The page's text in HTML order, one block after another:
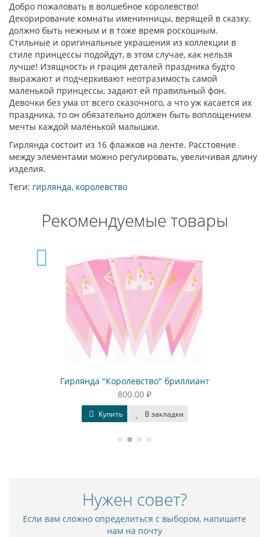
Добро пожаловать в волшебное королевство!
Декорирование комнаты именинницы, верящей в сказку,
должно быть нежным и в тоже время роскошным.
Стильные и оригинальные украшения из коллекции в
стиле принцессы подойдут, в этом случае, как нельзя
лучше! Изящность и грация деталей праздника будто
выражают и подчеркивают неотразимость самой
маленькой принцессы, задают ей правильный фон.
Девочки без ума от всего сказочного, а что уж касается их
праздника, то он обязательно должен быть воплощением
мечты каждой маленькой малышки.
Гирлянда состоит из 16 флажков на ленте. Расстояние
между элементами можно регулировать, увеличивая длину
изделия.
Теги: гирлянда, королевство
Рекомендуемые товары
Гирлянда "Королевство" бриллиант
800.00 ₽
Купить В закладки
Нужен совет?
Если вам сложно определиться с выбором, напишите
нам на почту